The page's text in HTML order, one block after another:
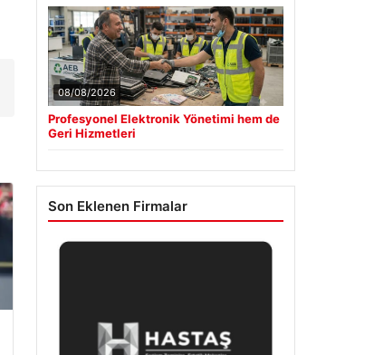
08/08/2026
Profesyonel Elektronik Yönetimi hem de
Geri Hizmetleri
Son Eklenen Firmalar